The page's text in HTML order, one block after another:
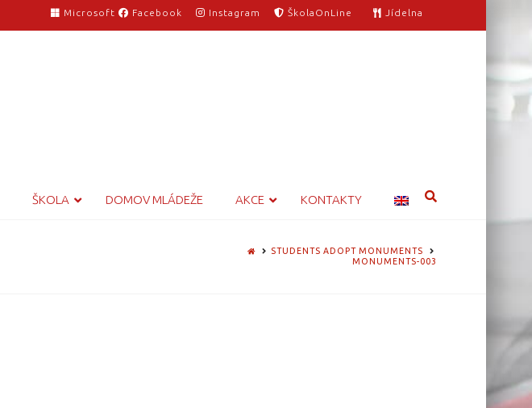
Microsoft Facebook Instagram ŠkolaOnLine Jídelna
ŠKOLA DOMOV MLÁDEŽE AKCE KONTAKTY
HOMESTUDENTS ADOPT MONUMENTS
MONUMENTS-003